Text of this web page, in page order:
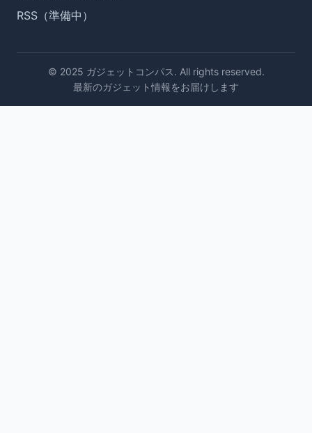
RSS（準備中）
© 2025 ガジェットコンパス. All rights reserved.
最新のガジェット情報をお届けします